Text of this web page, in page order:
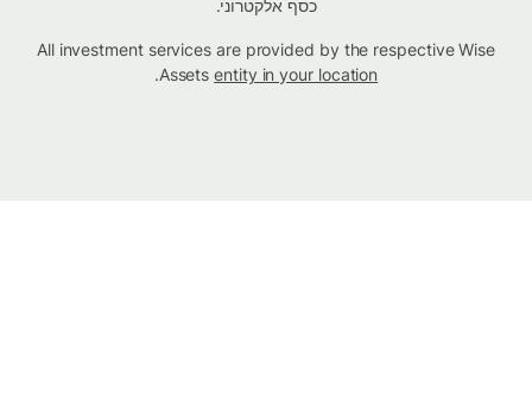
כסף אלקטרוני.
All investment services are provided by the respective Wise
Assetsentity in your location
.